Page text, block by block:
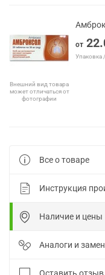
Внешний вид товара
может отличаться от
фотографии
от
Упаковка
Все о товаре
Инструкция
Наличие и цены
Аналоги и